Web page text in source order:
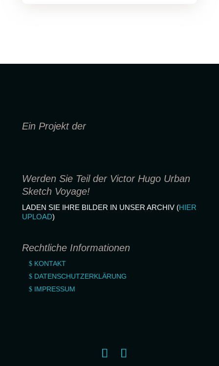
Ein Projekt der
Werden Sie Teil der Victor Hugo Urban
Sketch Voyage!
LADEN SIE IHRE BIL­DER IN UNSER ARCHIV (HIER
UPLOAD)
Rechtliche Informationen
KONTAKT
DATENSCHUTZERKLÄRUNG
IMPRESSUM